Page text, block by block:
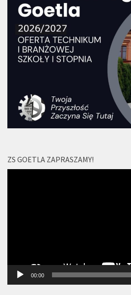
ZS GOETLA ZAPRASZAMY!
00:00